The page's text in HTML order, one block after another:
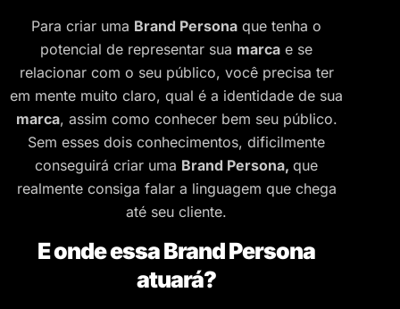
Para criar uma Brand Persona que tenha o
potencial de representar sua marca e se
relacionar com o seu público, você precisa ter
em mente muito claro, qual é a identidade de sua
marca, assim como conhecer bem seu público.
Sem esses dois conhecimentos, dificilmente
conseguirá criar uma Brand Persona, que
realmente consiga falar a linguagem que chega
até seu cliente.
E onde essa Brand Persona
atuará?